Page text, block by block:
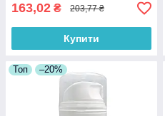
163,02 ₴ 203,77 ₴
Купити
Топ –20%